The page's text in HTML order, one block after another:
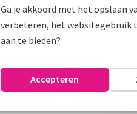
Ga je akkoord met het opslaan
verbeteren, het websitegebruik
aan te bieden?
Accepteren